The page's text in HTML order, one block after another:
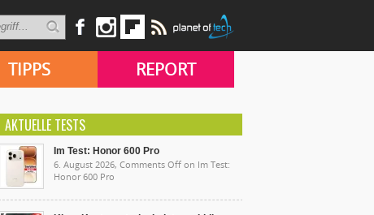
TIPPS REPORT
AKTUELLE TESTS
Im Test: Honor 600 Pro
6. August 2026, Comments Off on Im Test:
Honor 600 Pro